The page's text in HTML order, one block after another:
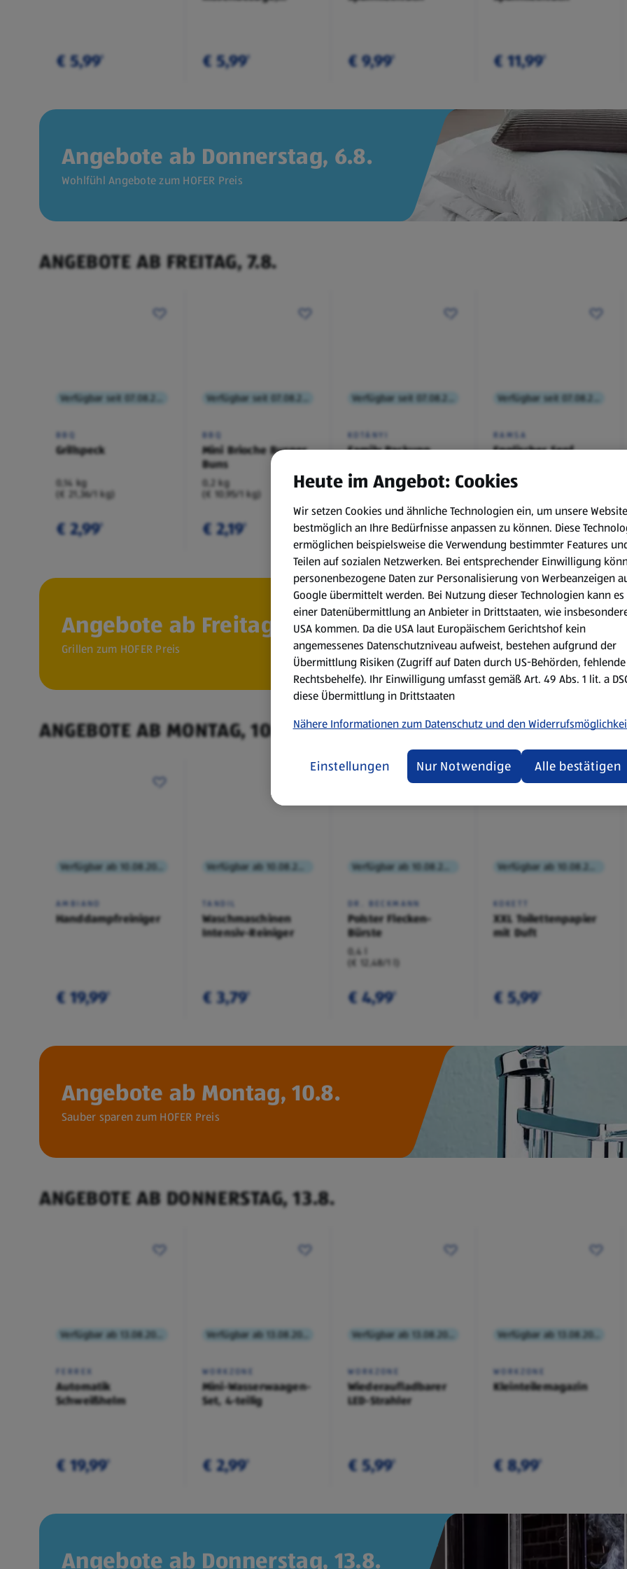
€ 5,99¹ € 5,99¹ € 9,99¹ € 11,99¹
Angebote ab Donnerstag, 6.8.
Wohlfühl Angebote zum HOFER Preis
ANGEBOTE AB FREITAG, 7.8.
BBQ
Grillspeck
0,14 kg
(€ 21,36/1 kg)
€ 2,99¹
BBQ
Mini Brioche Burger
Buns
0,2 kg
(€ 10,95/1 kg)
€ 2,19¹
KOTÁNYI
Family Packung,
Würzmischung
€ 2,49¹
RAMSA
Englischer Senf
0,1 kg
€ 0,99¹˒² € 1,29
Angebote ab Freitag, 7.8.
Grillen zum HOFER Preis
ANGEBOTE AB MONTAG, 10.8.
AMBIANO
Handdampfreiniger
€ 19,99¹
TANDIL
Waschmaschinen
Intensiv-Reiniger
€ 3,79¹
DR. BECKMANN
Polster Flecken-
Bürste
0,4 l
(€ 12,48/1 l)
€ 4,99¹
KOKETT
XXL Toilettenpapier
mit Duft
€ 5,99¹
Angebote ab Montag, 10.8.
Sauber sparen zum HOFER Preis
ANGEBOTE AB DONNERSTAG, 13.8.
FERREX
Automatik
Schweißhelm
€ 19,99¹
WORKZONE
Mini-Wasserwaagen-
Set, 4-teilig
€ 2,99¹
WORKZONE
Wiederaufladbarer
LED-Strahler
€ 5,99¹
WORKZONE
Kleinteilemagazin
€ 8,99¹
Angebote ab Donnerstag, 13.8.
Heute im Angebot: Cookies
Wir setzen Cookies und ähnliche Technologien ein, um unsere Website
bestmöglich an Ihre Bedürfnisse anpassen zu können. Diese
ermöglichen beispielsweise die Verwendung bestimmter Features
Teilen auf sozialen Netzwerken. Bei entsprechender Einwilligung
personenbezogene Daten zur Personalisierung von Werbeanzeigen
Google übermittelt werden. Bei Nutzung dieser Technologien kann es
einer Datenübermittlung an Anbieter in Drittstaaten, wie
USA kommen. Da die USA laut Europäischem Gerichtshof kein
angemessenes Datenschutzniveau aufweist, bestehen aufgrund der
Übermittlung Risiken (Zugriff auf Daten durch US-Behörden, fehlende
Rechtsbehelfe). Ihr Einwilligung umfasst gemäß Art. 49 Abs. 1 lit. a
diese Übermittlung in Drittstaaten
Nähere Informationen zum Datenschutz und den
Einstellungen Nur Notwendige Alle bestätigen